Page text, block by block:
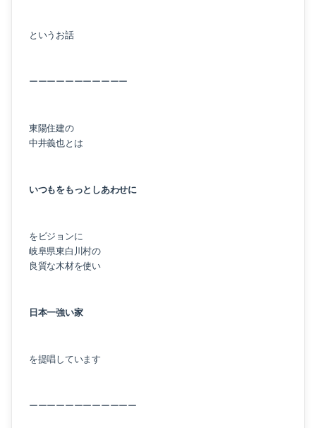
というお話
ーーーーーーーーーーー
東陽住建の
中井義也とは
いつもをもっとしあわせに
をビジョンに
岐阜県東白川村の
良質な木材を使い
日本一強い家
を提唱しています
ーーーーーーーーーーーー